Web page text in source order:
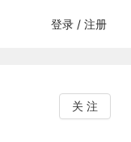
登录 / 注册
关 注